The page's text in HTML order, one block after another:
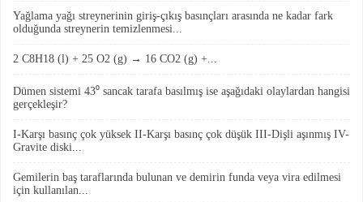
Yağlama yağı streynerinin giriş-çıkış basınçları arasında ne kadar fark
olduğunda streynerin temizlenmesi...
2 C8H18 (l) + 25 O2 (g) → 16 CO2 (g) +...
Dümen sistemi 43⁰ sancak tarafa basılmış ise aşağıdaki olaylardan hangisi
gerçekleşir?
I-Karşı basınç çok yüksek II-Karşı basınç çok düşük III-Dişli aşınmış IV-
Gravite diski...
Gemilerin baş taraflarında bulunan ve demirin funda veya vira edilmesi
için kullanılan...